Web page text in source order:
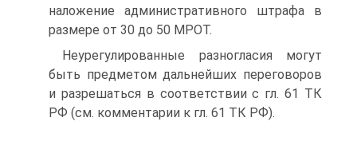
наложение административного штрафа в
размере от 30 до 50 МРОТ.
Неурегулированные разногласия могут
быть предметом дальнейших переговоров
и разрешаться в соответствии с гл. 61 ТК
РФ (см. комментарии к гл. 61 ТК РФ).